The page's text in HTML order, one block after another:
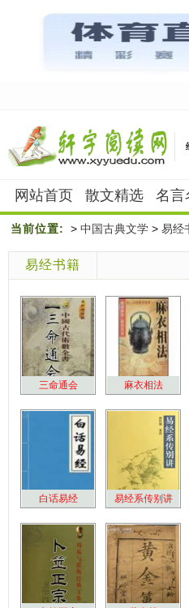
网站首页 散文精选 名言
当前位置: > 中国古典文学> 易经
易经书籍
三命通会 麻衣相法
白话易经 易经系传别讲